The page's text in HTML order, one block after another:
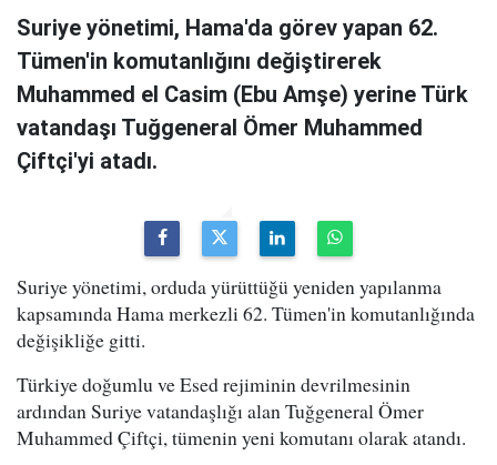
Suriye yönetimi, Hama'da görev yapan 62.
Tümen'in komutanlığını değiştirerek
Muhammed el Casim (Ebu Amşe) yerine Türk
vatandaşı Tuğgeneral Ömer Muhammed
Çiftçi'yi atadı.
Suriye yönetimi, orduda yürüttüğü yeniden yapılanma
kapsamında Hama merkezli 62. Tümen'in komutanlığında
değişikliğe gitti.
Türkiye doğumlu ve Esed rejiminin devrilmesinin
ardından Suriye vatandaşlığı alan Tuğgeneral Ömer
Muhammed Çiftçi, tümenin yeni komutanı olarak atandı.